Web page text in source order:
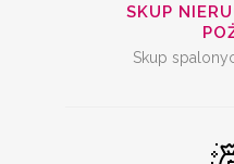
SKUP
Skup